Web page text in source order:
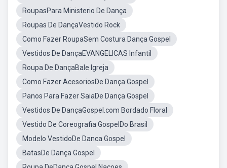
RoupasPara Ministerio De Dança
Roupas De DançaVestido Rock
Como Fazer RoupaSem Costura Dança Gospel
Vestidos De DançaEVANGELICAS Infantil
Roupa De DançaBale Igreja
Como Fazer AcesoriosDe Dança Gospel
Panos Para Fazer SaiaDe Dança Gospel
Vestidos De DançaGospel.com Bordado Floral
Vestido De Coreografia GospelDo Brasil
Modelo VestidoDe Danca Gospel
BatasDe Dança Gospel